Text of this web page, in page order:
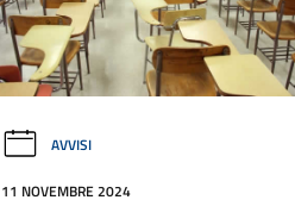
AVVISI
11 NOVEMBRE 2024